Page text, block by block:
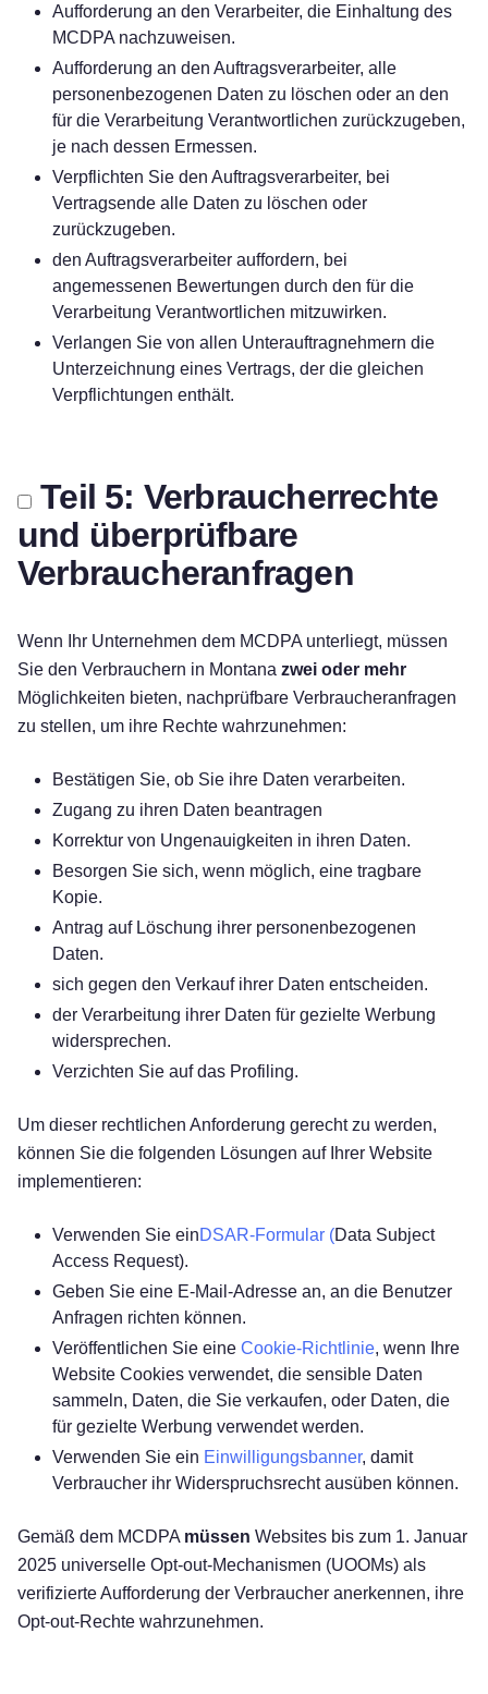
Aufforderung an den Verarbeiter, die Einhaltung des
MCDPA nachzuweisen.
Aufforderung an den Auftragsverarbeiter, alle
personenbezogenen Daten zu löschen oder an den
für die Verarbeitung Verantwortlichen zurückzugeben,
je nach dessen Ermessen.
Verpflichten Sie den Auftragsverarbeiter, bei
Vertragsende alle Daten zu löschen oder
zurückzugeben.
den Auftragsverarbeiter auffordern, bei
angemessenen Bewertungen durch den für die
Verarbeitung Verantwortlichen mitzuwirken.
Verlangen Sie von allen Unterauftragnehmern die
Unterzeichnung eines Vertrags, der die gleichen
Verpflichtungen enthält.
Teil 5: Verbraucherrechte
und überprüfbare
Verbraucheranfragen
Wenn Ihr Unternehmen dem MCDPA unterliegt, müssen
Sie den Verbrauchern in Montana zwei oder mehr
Möglichkeiten bieten, nachprüfbare Verbraucheranfragen
zu stellen, um ihre Rechte wahrzunehmen:
Bestätigen Sie, ob Sie ihre Daten verarbeiten.
Zugang zu ihren Daten beantragen
Korrektur von Ungenauigkeiten in ihren Daten.
Besorgen Sie sich, wenn möglich, eine tragbare
Kopie.
Antrag auf Löschung ihrer personenbezogenen
Daten.
sich gegen den Verkauf ihrer Daten entscheiden.
der Verarbeitung ihrer Daten für gezielte Werbung
widersprechen.
Verzichten Sie auf das Profiling.
Um dieser rechtlichen Anforderung gerecht zu werden,
können Sie die folgenden Lösungen auf Ihrer Website
implementieren:
Verwenden Sie einDSAR-Formular (Data Subject
Access Request).
Geben Sie eine E-Mail-Adresse an, an die Benutzer
Anfragen richten können.
Veröffentlichen Sie eine Cookie-Richtlinie, wenn Ihre
Website Cookies verwendet, die sensible Daten
sammeln, Daten, die Sie verkaufen, oder Daten, die
für gezielte Werbung verwendet werden.
Verwenden Sie ein Einwilligungsbanner, damit
Verbraucher ihr Widerspruchsrecht ausüben können.
Gemäß dem MCDPA müssen Websites bis zum 1. Januar
2025 universelle Opt-out-Mechanismen (UOOMs) als
verifizierte Aufforderung der Verbraucher anerkennen, ihre
Opt-out-Rechte wahrzunehmen.